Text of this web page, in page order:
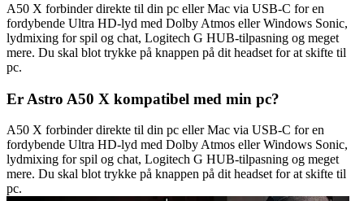
A50 X forbinder direkte til din pc eller Mac via USB-C for en
fordybende Ultra HD-lyd med Dolby Atmos eller Windows Sonic,
lydmixing for spil og chat, Logitech G HUB-tilpasning og meget
mere. Du skal blot trykke på knappen på dit headset for at skifte til
pc.
Er Astro A50 X kompatibel med min pc?
A50 X forbinder direkte til din pc eller Mac via USB-C for en
fordybende Ultra HD-lyd med Dolby Atmos eller Windows Sonic,
lydmixing for spil og chat, Logitech G HUB-tilpasning og meget
mere. Du skal blot trykke på knappen på dit headset for at skifte til
pc.